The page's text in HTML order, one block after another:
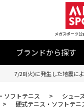
メガスポーツ
ブランドから探す
7/28(火)に発生した地震に
ソフトテニス > シュー
> 硬式テニス・ソフトテニ